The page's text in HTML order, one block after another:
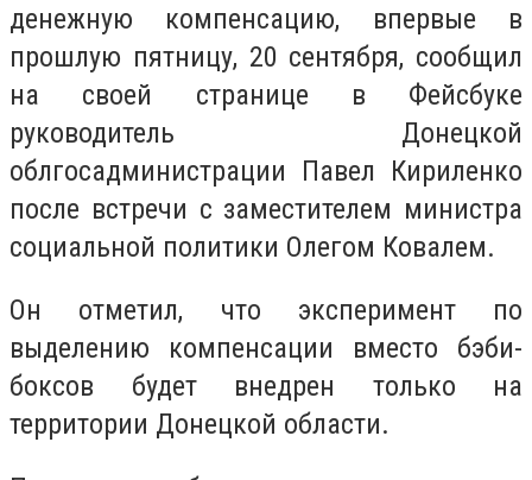
денежную компенсацию, впервые в
прошлую пятницу, 20 сентября, сообщил
на своей странице в Фейсбуке
руководитель Донецкой
облгосадминистрации Павел Кириленко
после встречи с заместителем министра
социальной политики Олегом Ковалем.
Он отметил, что эксперимент по
выделению компенсации вместо бэби-
боксов будет внедрен только на
территории Донецкой области.